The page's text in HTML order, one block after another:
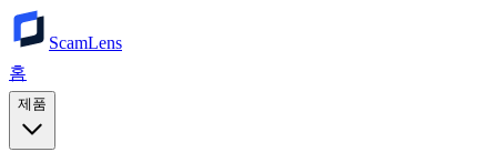
ScamLens
홈
제품